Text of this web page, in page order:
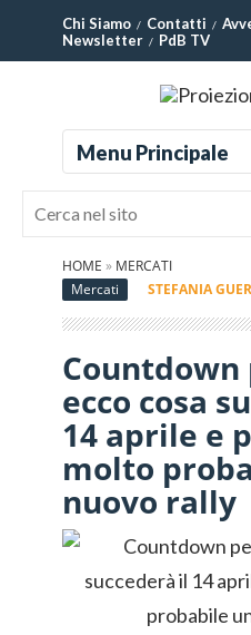
Chi Siamo Contatti
Newsletter
PdB TV
HOME » MERCATI
Mercati
STEFANIA
Countdown
ecco cosa
14 aprile e
molto
nuovo rally